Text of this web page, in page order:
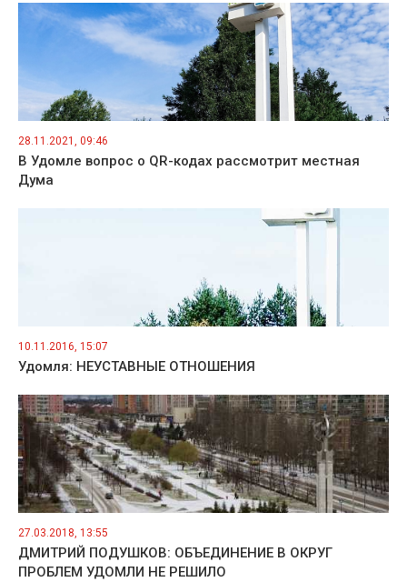
28.11.2021, 09:46
В Удомле вопрос о QR-кодах рассмотрит местная
Дума
10.11.2016, 15:07
Удомля: НЕУСТАВНЫЕ ОТНОШЕНИЯ
27.03.2018, 13:55
ДМИТРИЙ ПОДУШКОВ: ОБЪЕДИНЕНИЕ В ОКРУГ
ПРОБЛЕМ УДОМЛИ НЕ РЕШИЛО